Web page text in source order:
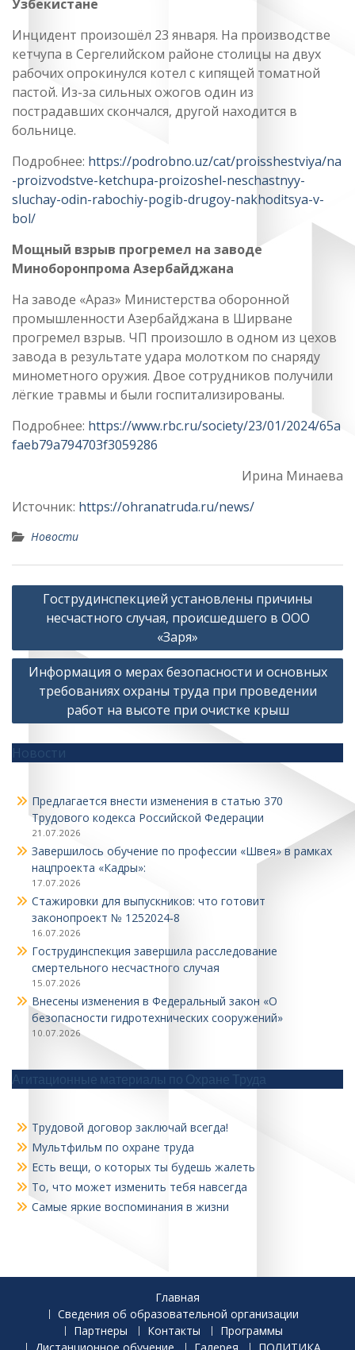
Узбекистане
Инцидент произошёл 23 января. На производстве
кетчупа в Сергелийском районе столицы на двух
рабочих опрокинулся котел с кипящей томатной
пастой. Из-за сильных ожогов один из
пострадавших скончался, другой находится в
больнице.
Подробнее: https://podrobno.uz/cat/proisshestviya/na
-proizvodstve-ketchupa-proizoshel-neschastnyy-
sluchay-odin-rabochiy-pogib-drugoy-nakhoditsya-v-
bol/
Мощный взрыв прогремел на заводе
Миноборонпрома Азербайджана
На заводе «Араз» Министерства оборонной
промышленности Азербайджана в Ширване
прогремел взрыв. ЧП произошло в одном из цехов
завода в результате удара молотком по снаряду
минометного оружия. Двое сотрудников получили
лёгкие травмы и были госпитализированы.
Подробнее: https://www.rbc.ru/society/23/01/2024/65a
faeb79a794703f3059286
Ирина Минаева
Источник: https://ohranatruda.ru/news/
Новости
Навигация
Гострудинспекцией установлены причины
несчастного случая, происшедшего в ООО
«Заря»
Информация о мерах безопасности и основных
требованиях охраны труда при проведении
работ на высоте при очистке крыш
Новости
Предлагается внести изменения в статью 370
Трудового кодекса Российской Федерации
21.07.2026
Завершилось обучение по профессии «Швея» в рамках
нацпроекта «Кадры»:
17.07.2026
Стажировки для выпускников: что готовит
законопроект № 1252024‑8
16.07.2026
Гострудинспекция завершила расследование
смертельного несчастного случая
15.07.2026
Внесены изменения в Федеральный закон «О
безопасности гидротехнических сооружений»
10.07.2026
Агитационные материалы по Охране Труда
Трудовой договор заключай всегда!
Мультфильм по охране труда
Есть вещи, о которых ты будешь жалеть
То, что может изменить тебя навсегда
Самые яркие воспоминания в жизни
Главная
Сведения об образовательной организации
Партнеры
Контакты
Программы